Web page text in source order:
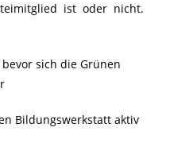
ist oder nicht.
sich die Grünen
Bildungswerkstatt aktiv